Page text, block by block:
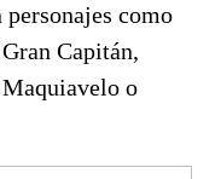
como
Capitán,
o